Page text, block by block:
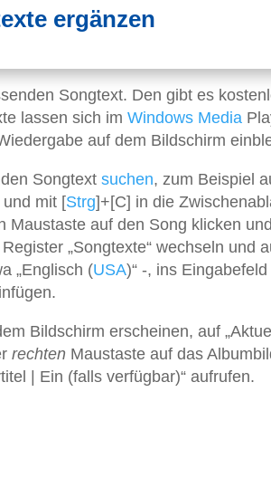
ergänzen
Songtext. Den gibt es
lassen sich im Windows Media
auf dem Bildschirm
Songtext suchen, zum Beispiel
mit [Strg]+[C] in die
auf den Song klicken
„Songtexte“ wechseln und
„Englisch (USA)“ -, ins
Bildschirm erscheinen, auf
rechten Maustaste auf das
| Ein (falls verfügbar)“ aufrufen.